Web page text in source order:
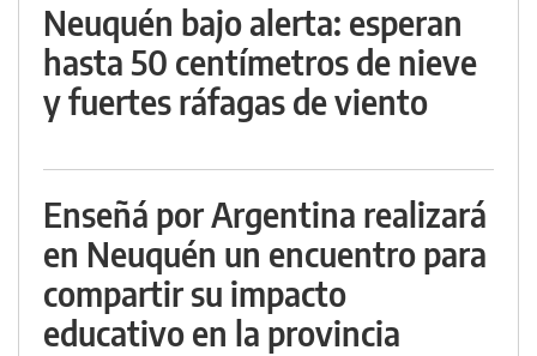
Neuquén bajo alerta: esperan
hasta 50 centímetros de nieve
y fuertes ráfagas de viento
Enseñá por Argentina realizará
en Neuquén un encuentro para
compartir su impacto
educativo en la provincia